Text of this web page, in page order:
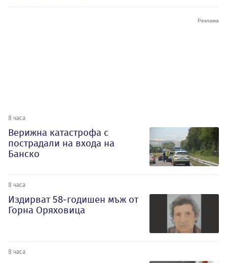
8 часа
Верижна катастрофа с
пострадали на входа на
Банско
8 часа
Издирват 58-годишен мъж от
Горна Оряховица
8 часа